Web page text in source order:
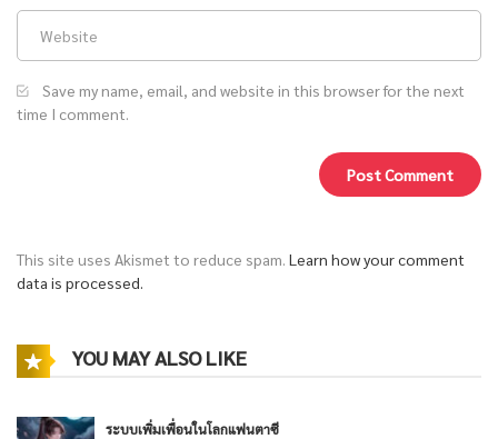
Save my name, email, and website in this browser for the next
time I comment.
This site uses Akismet to reduce spam. Learn how your comment
data is processed.
YOU MAY ALSO LIKE
ระบบเพิ่มเพื่อนในโลกแฟนตาซี